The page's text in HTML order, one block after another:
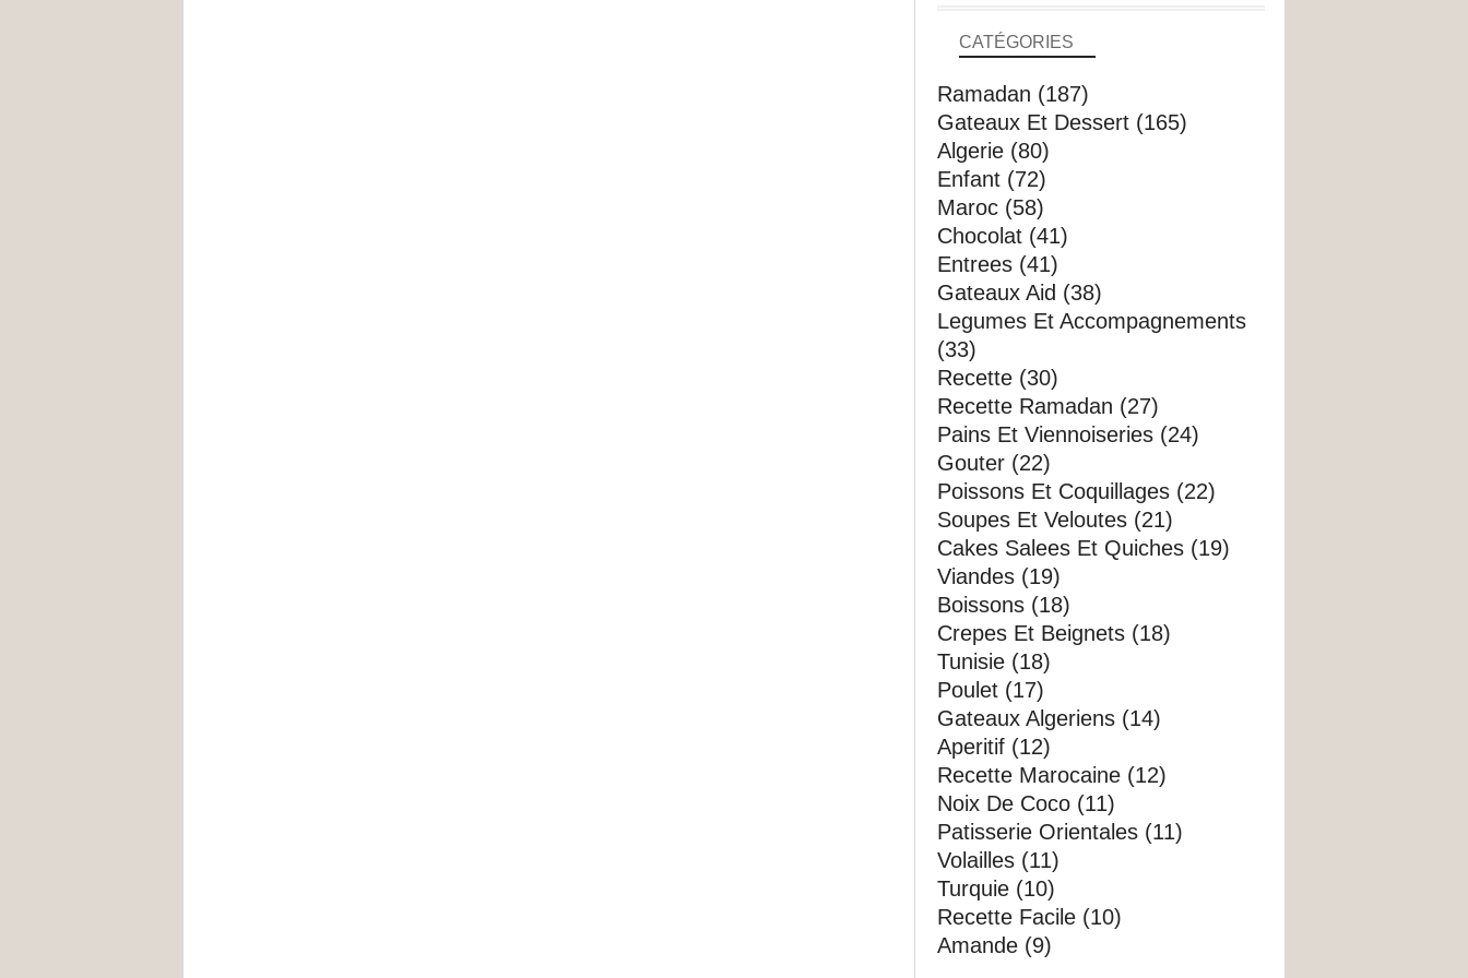
CATÉGORIES
Ramadan (187)
Gateaux Et Dessert (165)
Algerie (80)
Enfant (72)
Maroc (58)
Chocolat (41)
Entrees (41)
Gateaux Aid (38)
Legumes Et Accompagnements
(33)
Recette (30)
Recette Ramadan (27)
Pains Et Viennoiseries (24)
Gouter (22)
Poissons Et Coquillages (22)
Soupes Et Veloutes (21)
Cakes Salees Et Quiches (19)
Viandes (19)
Boissons (18)
Crepes Et Beignets (18)
Tunisie (18)
Poulet (17)
Gateaux Algeriens (14)
Aperitif (12)
Recette Marocaine (12)
Noix De Coco (11)
Patisserie Orientales (11)
Volailles (11)
Turquie (10)
Recette Facile (10)
Amande (9)